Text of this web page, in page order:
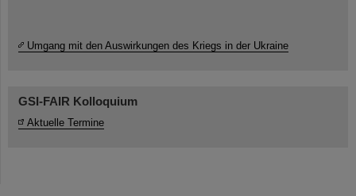
Umgang mit den Auswirkungen des Kriegs in der Ukraine
GSI-FAIR Kolloquium
Aktuelle Termine